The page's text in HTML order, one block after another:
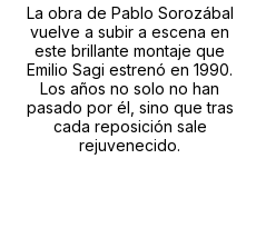
La obra de Pablo Sorozábal
vuelve a subir a escena en
este brillante montaje que
Emilio Sagi estrenó en 1990.
Los años no solo no han
pasado por él, sino que tras
cada reposición sale
rejuvenecido.